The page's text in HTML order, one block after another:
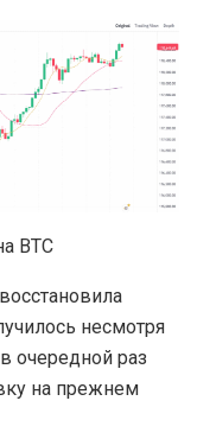
BTC
несмотря
очередной раз
на прежнем